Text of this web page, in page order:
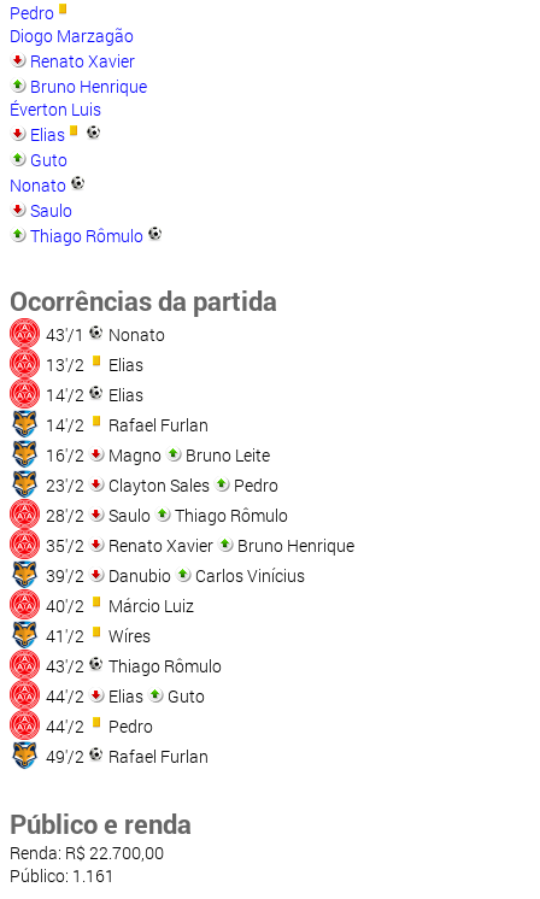
Pedro
Diogo Marzagão
Renato Xavier
Bruno Henrique
Éverton Luis
Elias
Guto
Nonato
Saulo
Thiago Rômulo
Ocorrências da partida
43'/1
Nonato
13'/2
Elias
14'/2
Elias
14'/2
Rafael Furlan
16'/2
Magno
Bruno Leite
23'/2
Clayton Sales
Pedro
28'/2
Saulo
Thiago Rômulo
35'/2
Renato Xavier
Bruno Henrique
39'/2
Danubio
Carlos Vinícius
40'/2
Márcio Luiz
41'/2
Wíres
43'/2
Thiago Rômulo
44'/2
Elias
Guto
44'/2
Pedro
49'/2
Rafael Furlan
Público e renda
Renda: R$ 22.700,00
Público: 1.161